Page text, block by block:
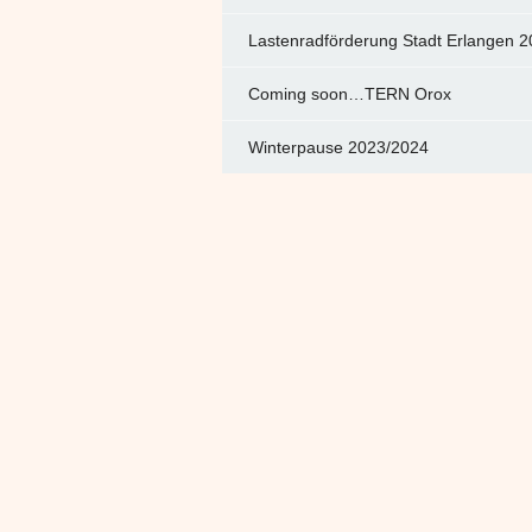
Lastenradförderung Stadt Erlangen
Coming soon…TERN Orox
Winterpause 2023/2024